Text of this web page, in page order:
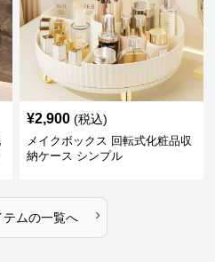
¥2,900 (税込)
メイクボックス 回転式化粧品収
納ケース シンプル
テムの一覧へ ›